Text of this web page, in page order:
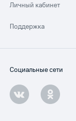
Личный кабинет
Поддержка
Социальные сети